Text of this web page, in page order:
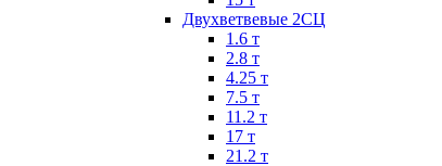
Двухветвевые 2СЦ
1.6 т
2.8 т
4.25 т
7.5 т
11.2 т
17 т
21.2 т